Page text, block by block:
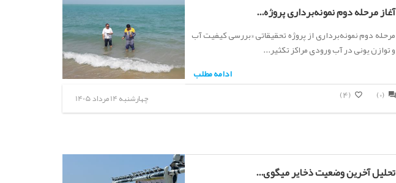
آغاز مرحله دوم نمونه‌برداری پروژه...
مرحله دوم نمونه‌برداری از پروژه تحقیقاتی «بررسی کیفیت آب
و توازن یونی در آب ورودی مراکز تکثیر...
ادامه مطلب
چهارشنبه 14 مرداد 1405 (4) (0)
تحلیل آخرین وضعیت ذخایر میگوی...